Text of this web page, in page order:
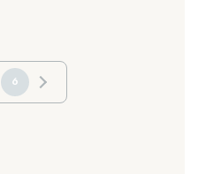
6